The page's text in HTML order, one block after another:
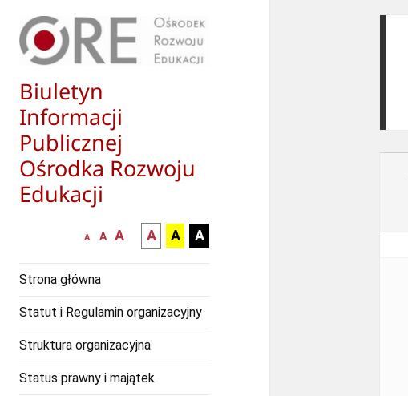
Biuletyn
Informacji
Publicznej
Ośrodka Rozwoju
Edukacji
mniejsza
A
normalna
A
większa-
czcionka
A
kontrast
czarny
białym
A
kontrast
czarny
zółtym
A
kontrast
żółty
A
Strona główna
Statut i Regulamin organizacyjny
Struktura organizacyjna
Status prawny i majątek